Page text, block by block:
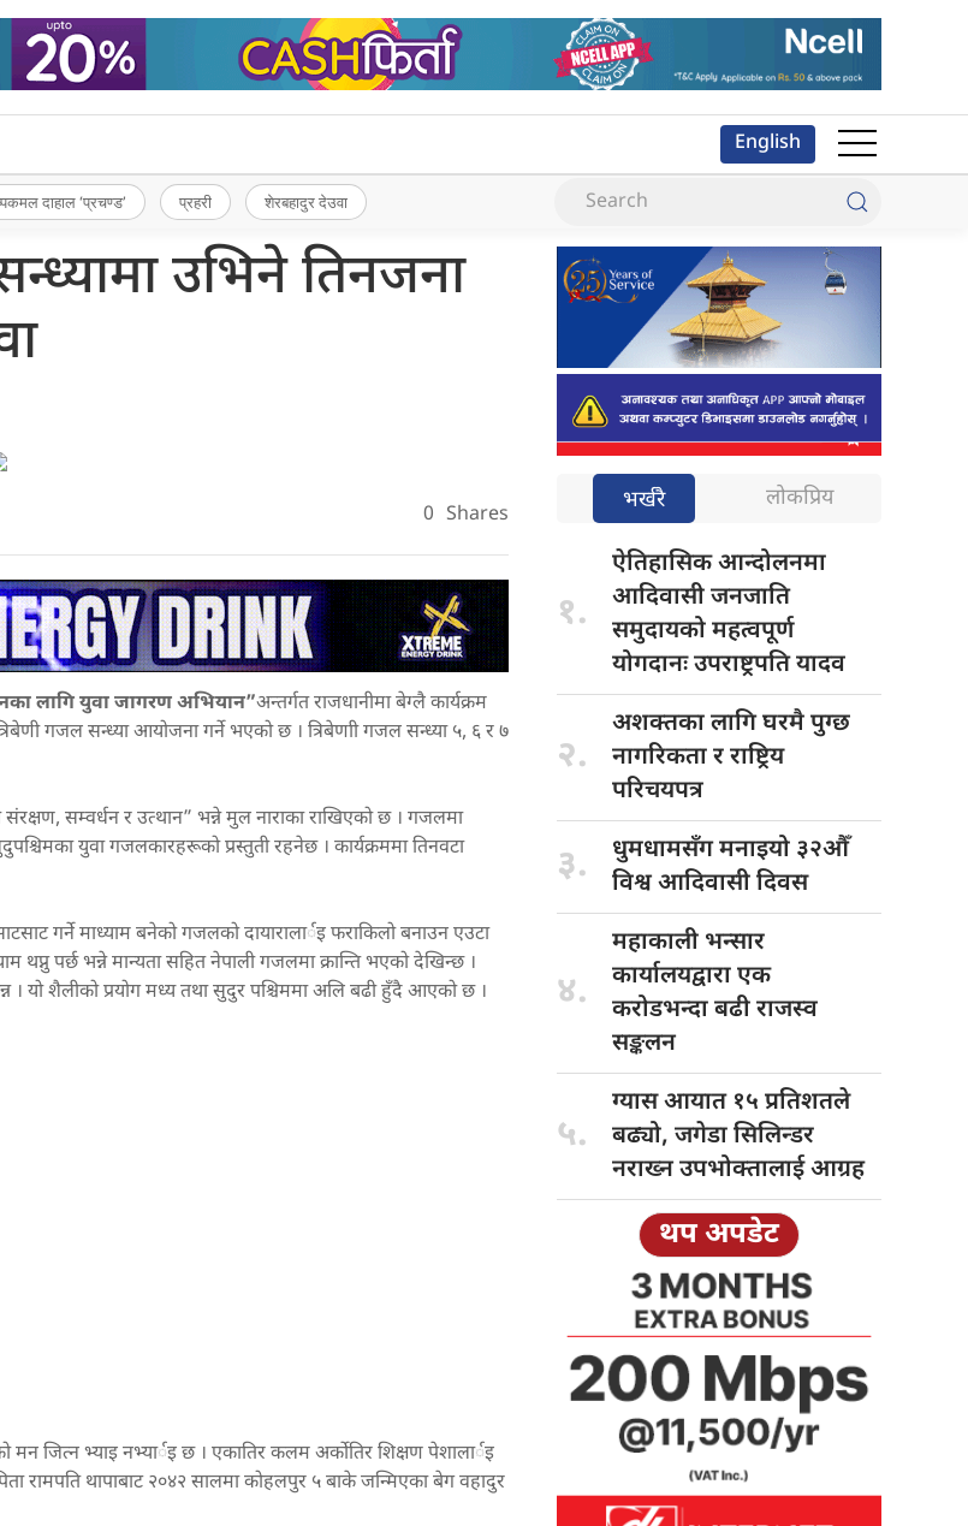
English
दाहाल ‘प्रचण्ड’ प्रहरी शेरबहादुर देउवा
उभिने तिनजना
0 Shares
लागि युवा जागरण अभियान”अन्तर्गत राजधानीमा बेग्लै कार्यक्रम
गजल सन्ध्या आयोजना गर्ने भएको छ । त्रिबेणाी गजल सन्ध्या ५, ६ र ७
सम्वर्धन र उत्थान” भन्ने मुल नाराका राखिएको छ । गजलमा
युवा गजलकारहरूको प्रस्तुती रहनेछ । कार्यक्रममा तिनवटा
गर्ने माध्याम बनेको गजलको दायारालार्इ फराकिलो बनाउन एउटा
पर्छ भन्ने मान्यता सहित नेपाली गजलमा क्रान्ति भएको देखिन्छ ।
यो शैलीको प्रयोग मध्य तथा सुदुर पश्चिममा अलि बढी हुँदै आएको छ ।
मन जित्न भ्याइ नभ्यार्इ छ । एकातिर कलम अर्कोतिर शिक्षण पेशालार्इ
रामपति थापाबाट २०४२ सालमा कोहलपुर ५ बाके जन्मिएका बेग वहादुर
भर्खरै लोकप्रिय
१.
ऐतिहासिक आन्दोलनमा
आदिवासी जनजाति
समुदायको महत्वपूर्ण
योगदानः उपराष्ट्रपति यादव
२.
अशक्तका लागिघरमै पुग्छ
नागरिकता र राष्ट्रिय
परिचयपत्र
३. धुमधामसँग मनाइयो ३२औँ
विश्व आदिवासी दिवस
४.
महाकाली भन्सार
कार्यालयद्वारा एक
करोडभन्दा बढी राजस्व
सङ्कलन
५.
ग्यास आयात १५ प्रतिशतले
बढ्यो, जगेडा सिलिन्डर
नराख्न उपभोक्तालाई आग्रह
थप अपडेट